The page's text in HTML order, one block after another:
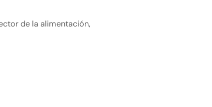
de la alimentación,